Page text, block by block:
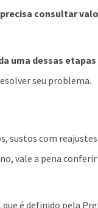
consultar
uma dessas etapas
seu problema.
sustos com
vale a pena
que é definido pela